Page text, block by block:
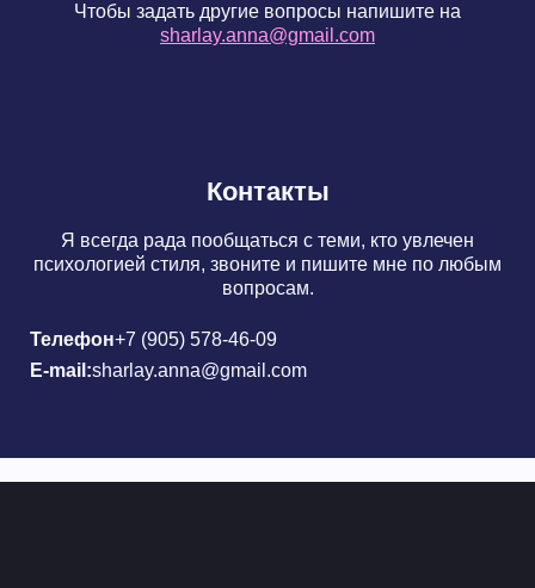
Чтобы задать другие вопросы напишите на
sharlay.anna@gmail.com
Контакты
Я всегда рада пообщаться с теми, кто увлечен
психологией стиля, звоните и пишите мне по любым
вопросам.
Телефон+7 (905) 578-46-09
E-mail:sharlay.anna@gmail.com